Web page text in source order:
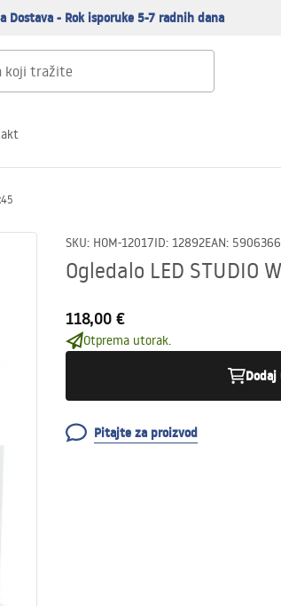
Dostava - Rok isporuke 5-7 radnih dana
SKU: HOM-12017ID: 12892EAN:
Ogledalo LED STUDIO
118,00 €
Otprema utorak.
Pitajte za proizvod